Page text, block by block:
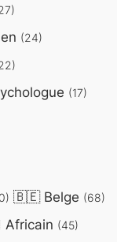
(24)
(17)
🇧🇪Belge (68)
Africain (45)